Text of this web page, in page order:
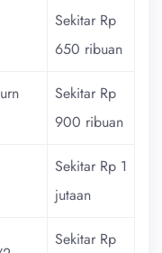
Sekitar Rp
650 ribuan
Sekitar Rp
900 ribuan
Sekitar Rp 1
jutaan
Sekitar Rp